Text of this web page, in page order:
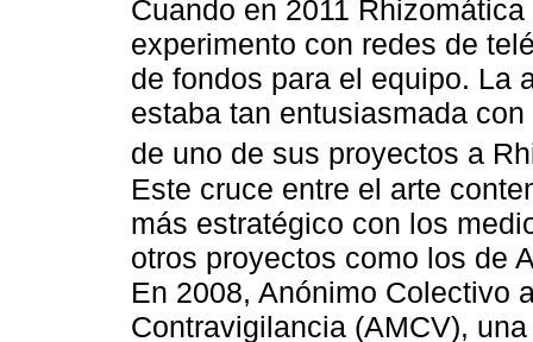
Cuando en 2011
experimento con redes de
de fondos para el equipo. La
estaba tan entusiasmada
de uno de sus proyectos a
Este cruce entre el arte
más estratégico con los
otros proyectos como los de
En 2008, Anónimo Colectivo
Contravigilancia (AMCV),